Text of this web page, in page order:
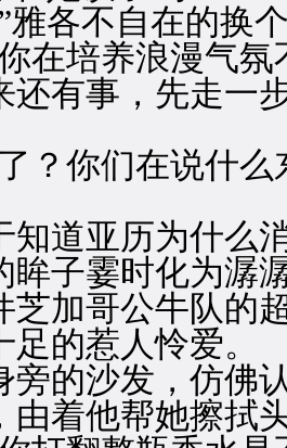
各不自在的换
培养浪漫气氛
还有事，先走一
你们在说什么
亚历为什么消
眸子霎时化为潺
芝加哥公牛队的
的惹人怜爱。
沙发，仿佛认
由着他帮她擦拭